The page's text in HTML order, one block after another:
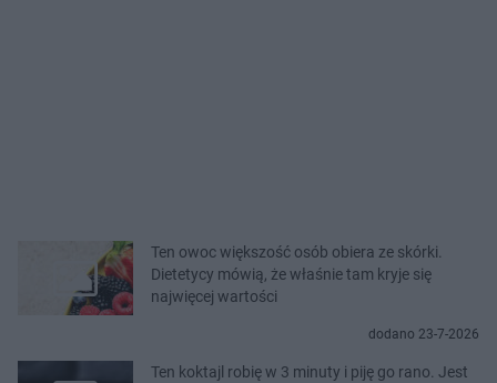
Ten owoc większość osób obiera ze skórki.
Dietetycy mówią, że właśnie tam kryje się
najwięcej wartości
dodano 23-7-2026
Ten koktajl robię w 3 minuty i piję go rano. Jest